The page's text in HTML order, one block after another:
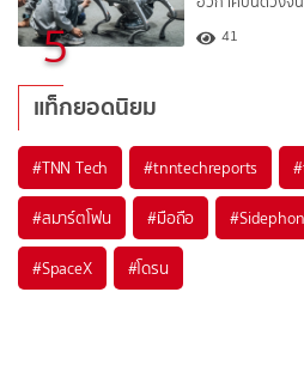
5 41
แท็กยอดนิยม
#TNN Tech #tnntechreports #
#สมาร์ตโฟน #มือถือ #
#SpaceX #โดรน